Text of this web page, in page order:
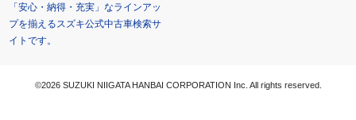
「安心・納得・充実」なラインアッ
プを揃えるスズキ公式中古車検索サ
イトです。
©2026 SUZUKI NIIGATA HANBAI CORPORATION Inc. All rights reserved.